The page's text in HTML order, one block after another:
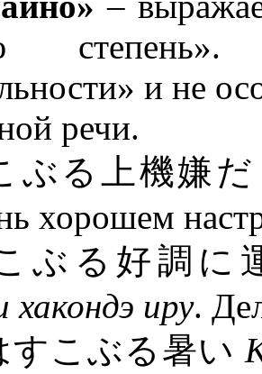
и не
речи.
ぶる上機嫌
хорошем
ぶる好調
иру.
すこぶる暑い